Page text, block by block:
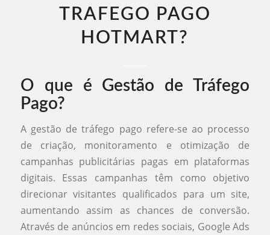
TRAFEGO PAGO
HOTMART​?
O que é Gestão de Tráfego
Pago?
A gestão de tráfego pago refere-se ao processo
de criação, monitoramento e otimização de
campanhas publicitárias pagas em plataformas
digitais. Essas campanhas têm como objetivo
direcionar visitantes qualificados para um site,
aumentando assim as chances de conversão.
Através de anúncios em redes sociais, Google Ads